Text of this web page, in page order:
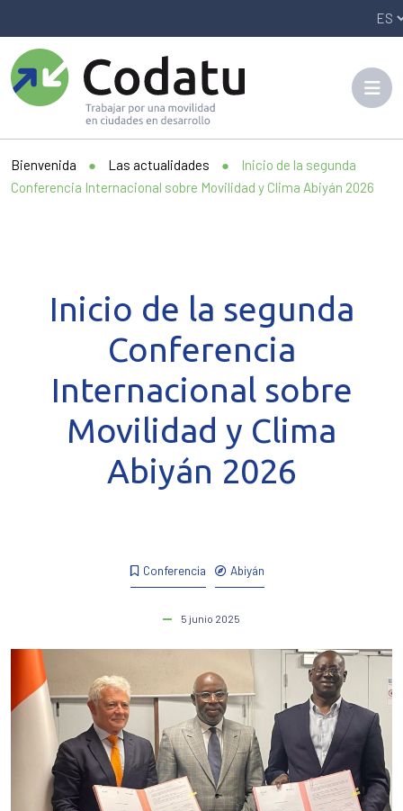
Bienvenida ● Las actualidades ●
Inicio de la segunda
Conferencia Internacional sobre Movilidad y Clima Abiyán 2026
Conferencia Abiyán
5 junio 2025
Inicio de la segunda
Conferencia
Internacional sobre
Movilidad y Clima
Abiyán 2026